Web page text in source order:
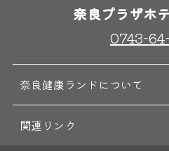
奈良プラザホ
0743-
奈良健康ランドについて
関連リンク